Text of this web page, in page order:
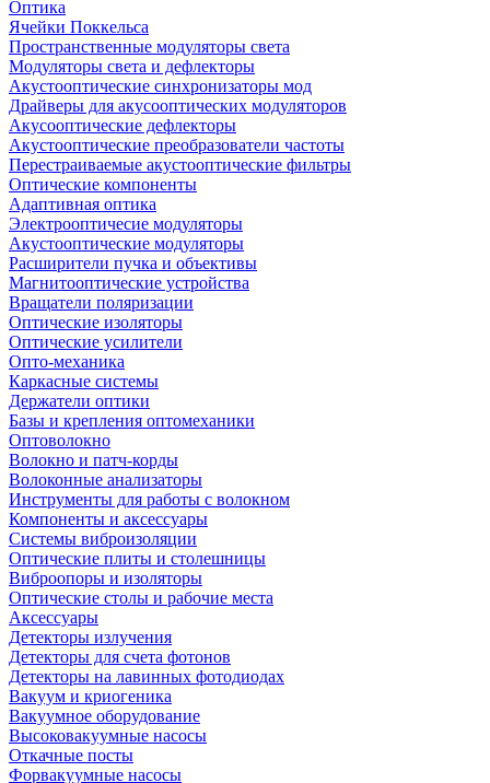
Оптика
Ячейки Поккельса
Пространственные модуляторы света
Модуляторы света и дефлекторы
Акустооптические синхронизаторы мод
Драйверы для акусооптических модуляторов
Акусооптические дефлекторы
Акустооптические преобразователи частоты
Перестраиваемые акустооптические фильтры
Оптические компоненты
Адаптивная оптика
Электрооптичесие модуляторы
Акустооптические модуляторы
Расширители пучка и объективы
Магнитооптические устройства
Вращатели поляризации
Оптические изоляторы
Оптические усилители
Опто-механика
Каркасные системы
Держатели оптики
Базы и крепления оптомеханики
Оптоволокно
Волокно и патч-корды
Волоконные анализаторы
Инструменты для работы с волокном
Компоненты и аксессуары
Системы виброизоляции
Оптические плиты и столешницы
Виброопоры и изоляторы
Оптические столы и рабочие места
Аксессуары
Детекторы излучения
Детекторы для счета фотонов
Детекторы на лавинных фотодиодах
Вакуум и криогеника
Вакуумное оборудование
Высоковакуумные насосы
Откачные посты
Форвакуумные насосы